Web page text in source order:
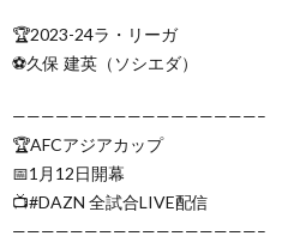
🏆2023-24ラ・リーガ
⚽️久保 建英（ソシエダ）
—————————————————–
🏆AFCアジアカップ
📅1月12日開幕
📺#DAZN 全試合LIVE配信
—————————————————–